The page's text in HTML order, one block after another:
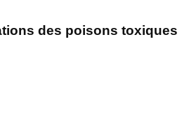
des poisons toxiques